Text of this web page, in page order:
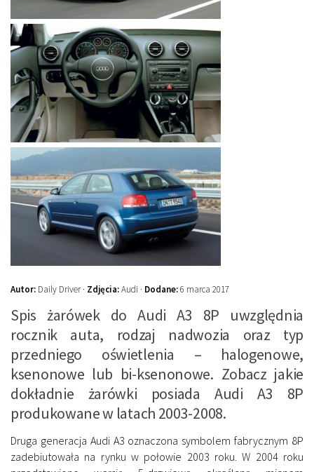
Autor: Daily Driver · Zdjęcia:Audi · Dodane:6 marca 2017
Spis żarówek do Audi A3 8P uwzględnia
rocznik auta, rodzaj nadwozia oraz typ
przedniego oświetlenia – halogenowe,
ksenonowe lub bi-ksenonowe. Zobacz jakie
dokładnie żarówki posiada Audi A3 8P
produkowane w latach 2003-2008.
Druga generacja Audi A3 oznaczona symbolem fabrycznym 8P
zadebiutowała na rynku w połowie 2003 roku. W 2004 roku